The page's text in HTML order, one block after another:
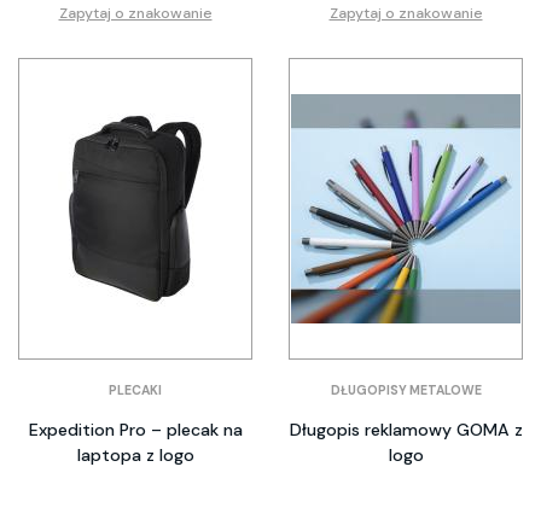
Zapytaj o znakowanie
Zapytaj o znakowanie
PLECAKI
Expedition Pro – plecak na
laptopa z logo
DŁUGOPISY METALOWE
Długopis reklamowy GOMA z
logo